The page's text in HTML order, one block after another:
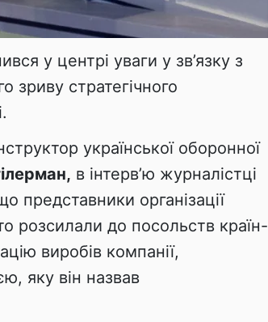
у центрі уваги у зв’язку з
зриву стратегічного
української оборонної
в інтерв’ю журналістці
представники організації
розсилали до посольств країн-
виробів компанії,
яку він назвав